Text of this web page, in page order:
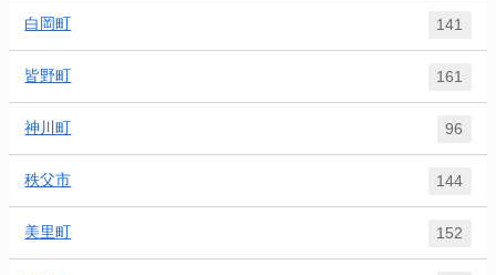
白岡町 141
皆野町 161
神川町 96
秩父市 144
美里町 152